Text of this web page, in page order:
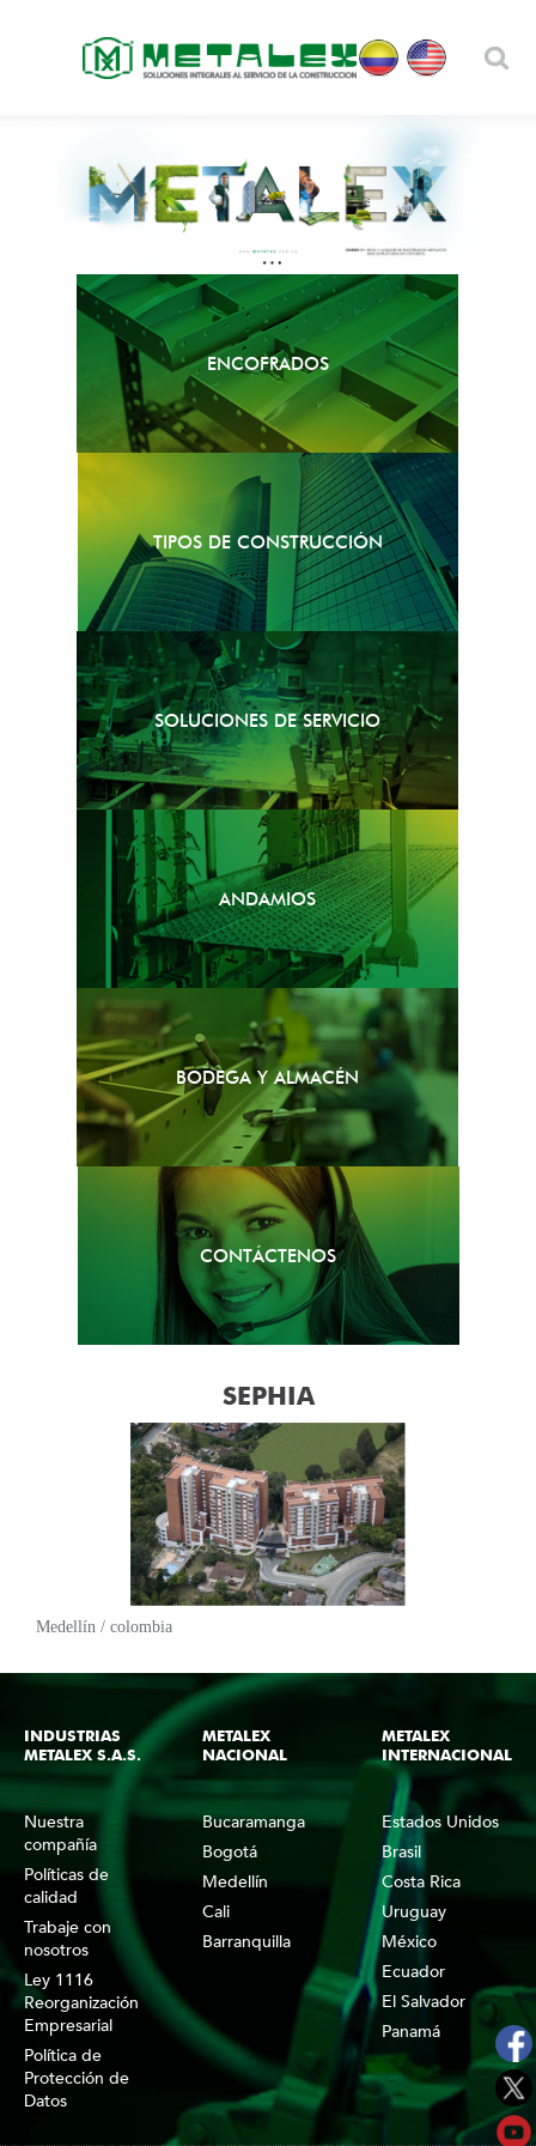
ENCOFRADOS
TIPOS DE CONSTRUCCIÓN
SOLUCIONES DE SERVICIO
ANDAMIOS
BODEGA Y ALMACÉN
CONTÁCTENOS
SEPHIA
Medellín / colombia
INDUSTRIAS
METALEX S.A.S.
Nuestra
compañía
Políticas de
calidad
Trabaje con
nosotros
Ley 1116
Reorganización
Empresarial
Política de
Protección de
Datos
METALEX
NACIONAL
Bucaramanga
Bogotá
Medellín
Cali
Barranquilla
METALEX
INTERNACIONAL
Estados Unidos
Brasil
Costa Rica
Uruguay
México
Ecuador
El Salvador
Panamá